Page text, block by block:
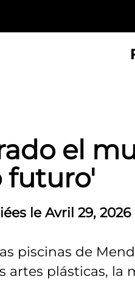
el
futuro'
le Avril 29, 2026
piscinas de
artes plásticas,